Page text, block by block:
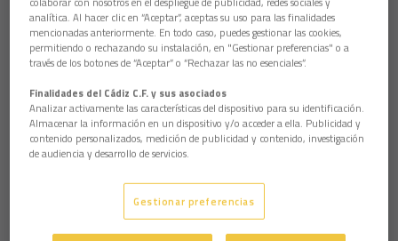
analítica. Al hacer clic en “Aceptar”, aceptas su uso para las finalidades
mencionadas anteriormente. En todo caso, puedes gestionar las cookies,
permitiendo o rechazando su instalación, en "Gestionar preferencias" o a
través de los botones de “Aceptar” o “Rechazar las no esenciales”.
Finalidades del Cádiz C.F. y sus asociados
Analizar activamente las características del dispositivo para su identificación.
Almacenar la información en un dispositivo y/o acceder a ella. Publicidad y
contenido personalizados, medición de publicidad y contenido, investigación
de audiencia y desarrollo de servicios.
Gestionar preferencias